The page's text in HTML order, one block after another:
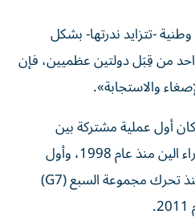
-تتزايد ندرتها- بشكل
من قِبَل دولتين عظميين، فإن
والاستجابة».
أول عملية مشتركة بين
الولايات المتحدة واليابان لشراء الين منذ عام 1998، وأول
تدخل منسق يجمع البلدين منذ تحرك مجموعة السبع (G7)